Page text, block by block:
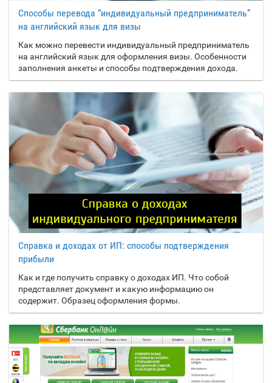
Гвинея
Гвинея-Бисау
Германия
Гернси
Гондурас
Гренада
Гренландия
Греция
Грузия
Д
Демократическая
Джерси
Джибути
Доминика
Доминиканская
Республика
Е Египет
Новая Зеландия
Норвегия
О
Оман
Остров Мэн
Острова Кука
Острова Питкэрн
Острова Святой
Елены, Вознесения и
Тристан-да-Кунья
Пакистан
Палау
Палестина
Панама
Парагвай
Перу
Польша
Способы перевода “индивидуальный предприниматель”
на английский язык для визы
Как можно перевести индивидуальный предприниматель
на английский язык для оформления визы. Особенности
заполнения анкеты и способы подтверждения дохода.
Справка и доходах от ИП: способы подтверждения
прибыли
Как и где получить справку о доходах ИП. Что собой
представляет документ и какую информацию он
содержит. Образец оформления формы.